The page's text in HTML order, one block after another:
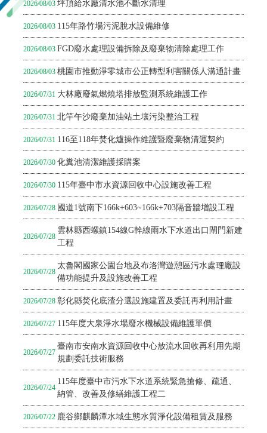
2026/08/03 坪頂給水廠清水池不斷水清理
2026/08/03 115年路竹場污泥脫水設備維修
2026/08/03 FGD廢水處理設備拆除及廢棄物清除處理工作
2026/08/03 桃園市推動淨零城市公正轉型利害關係人溝通計畫
2026/07/31 大林廠廢氣燃燒塔排放監測系統維護工作
2026/07/31 北竿午沙廢棄加油站土壤污染整治工程
2026/07/31 116至118年焚化爐操作維護暨廢棄物清運契約
2026/07/30 化糞池清潔維護採購案
2026/07/30 115年臺中市水資源回收中心設施改善工程
2026/07/28 國道1號南下166k+603~166k+703隔音牆增設工程
2026/07/28
雲林縣西螺鎮154線G幹線雨水下水道出口閘門新建
工程
2026/07/28
太魯閣國家公園台地及布洛灣遊憩區污水處理廠設
備功能提升及設施改善工程
2026/07/28 彰化縣焚化底渣分選設施建置及委託再利用計畫
2026/07/27 115年度大泉淨水場廢水機械設備維護單價
2026/07/27
臺南市安南水資源回收中心放流水回收再利用先期
規劃委託技術服務
2026/07/24
115年度臺中市污水下水道系統緊急搶修、疏通、
納管、改善及修繕維護工程二
2026/07/22 鹿谷鄉麒麟潭水域生態水質淨化設備租賃及服務